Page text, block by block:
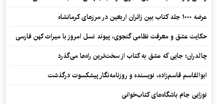
عرضه ۱۰۰۰ جلد کتاب بین زائران اربعین در مرزهای کرمانشاه
حکایت عشق و معرفت نظامی گنجوی، پیوند نسل امروز با میراث کهن فارسی
چالدران؛ جایی که عشق به کتاب از سخت‌ترین راه‌ها می‌گذرد
ابوالقاسم قاسم‌زاده، نویسنده و روزنامه‌نگار پیشکسوت درگذشت
نوزایی جام باشگاه‌های کتاب‌خوانی